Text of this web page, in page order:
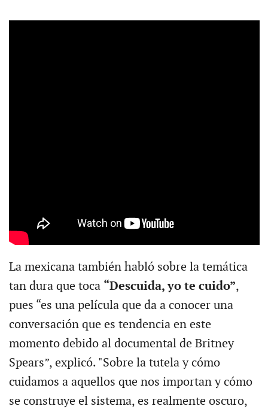
La mexicana también habló sobre la temática
tan dura que toca “Descuida, yo te cuido”,
pues “es una película que da a conocer una
conversación que es tendencia en este
momento debido al documental de Britney
Spears”, explicó. "Sobre la tutela y cómo
cuidamos a aquellos que nos importan y cómo
se construye el sistema, es realmente oscuro,